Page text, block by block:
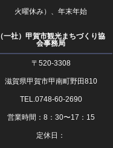
火曜休み）、年末年始
（一社）甲賀市観光まちづくり協
会事務局
〒520-3308
滋賀県甲賀市甲南町野田810
TEL.0748-60-2690
営業時間：8：30〜17：15
定休日：